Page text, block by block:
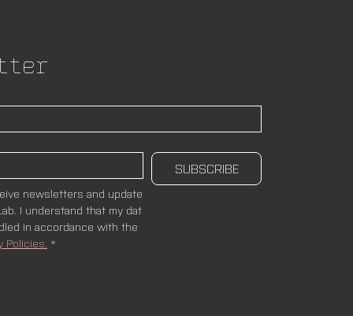
SUBSCRIBE
newsletters and update
I understand that my dat
in accordance with the
Policies. *